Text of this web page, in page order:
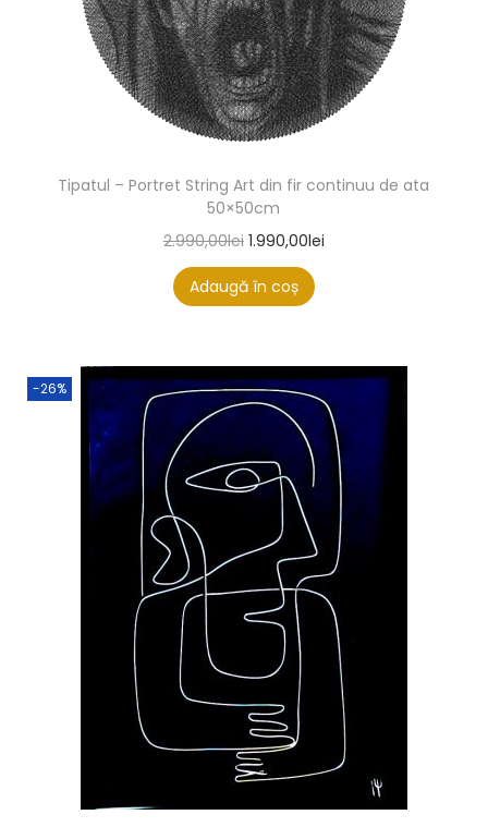
Tipatul – Portret String Art din fir continuu de ata
50×50cm
2.990,00lei 1.990,00lei
Adaugă în coș
-26%